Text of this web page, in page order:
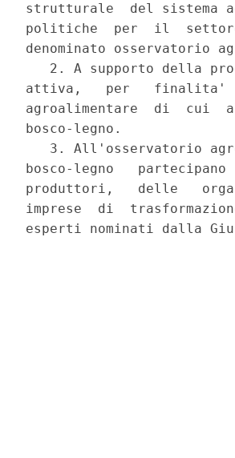
strutturale  del sistema
politiche  per  il  settore
denominato osservatorio
2. A supporto della
attiva,   per   finalita'
agroalimentare  di  cui
bosco-legno.
3. All'osservatorio
bosco-legno
produttori,   delle
imprese  di